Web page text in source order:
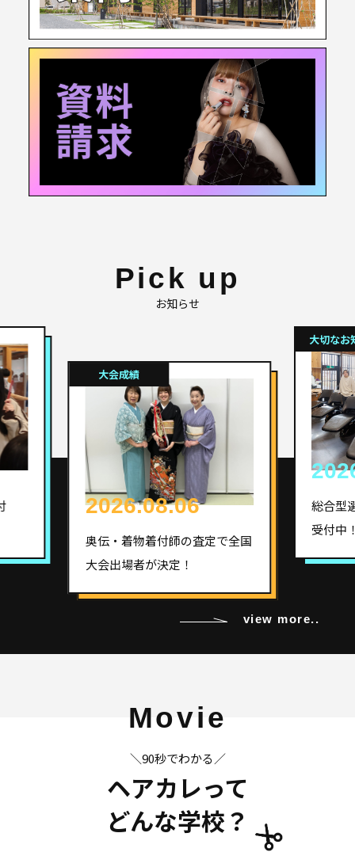
その他
保護者の方へ
社会人の方へ
卒業生の方へ
企業・サロンの方へ
職員募集
Pick up
お知らせ
で全国
大切なお知らせ
2026.07.18
総合型選抜（AO）エントリー
受付中！
view more..
Movie
＼90秒でわかる／
ヘアカレって
どんな学校？